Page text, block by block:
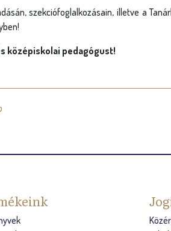
szekciófoglalkozásain, illetve a
középiskolai pedagógust!